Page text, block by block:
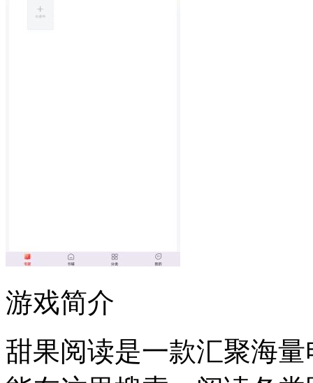
游戏简介
甜果阅读是一款汇聚海